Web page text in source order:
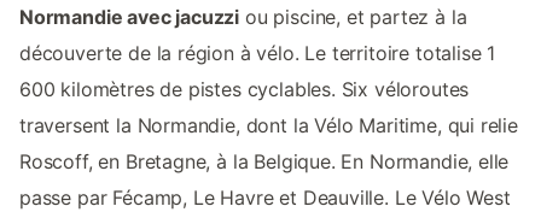
Normandie avec jacuzzi ou piscine, et partez à la
découverte de la région à vélo. Le territoire totalise 1
600 kilomètres de pistes cyclables. Six véloroutes
traversent la Normandie, dont la Vélo Maritime, qui relie
Roscoff, en Bretagne, à la Belgique. En Normandie, elle
passe par Fécamp, Le Havre et Deauville. Le Vélo West